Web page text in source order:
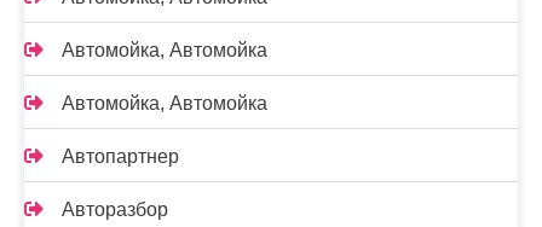
Автомойка, Автомойка
Автомойка, Автомойка
Автопартнер
Авторазбор